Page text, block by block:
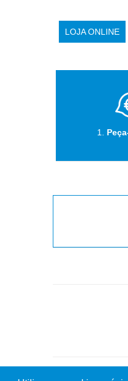
LOJA ONLINE
1.